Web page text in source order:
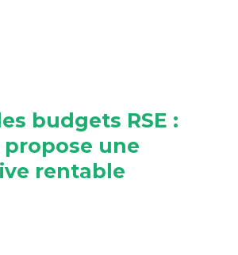
budgets RSE :
propose une
rentable